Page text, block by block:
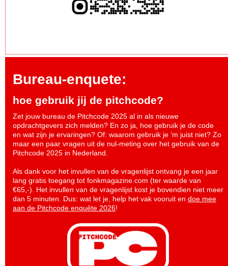
Bureau-enquete:
hoe gebruik jij de pitchcode?
Zet jouw bureau de Pitchcode 2025 al in als nieuwe
opdrachtgevers zich melden? En zo ja, hoe gebruik je de code
en wat zijn je ervaringen? Of: waarom gebruik je ‘m juist niet? Zo
maar een paar vragen uit de nul-meting over het gebruik van de
Pitchcode 2025 in Nederland.
Als dank voor het invullen van de vragenlijst ontvang je een jaar
lang gratis toegang tot fonkmagazine.com (ter waarde van
€65,-). Het invullen van de vragenlijst kost je bovendien niet meer
dan 5 minuten. Dus: wat let je, help het vak vooruit en doe mee
aan de Pitchcode enquête 2026!